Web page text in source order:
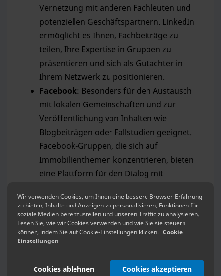
Vernetzung mit anderen Fachleuten und
potenziellen Geschäftspartnern. LinkedIn
ermöglicht es Ihnen, Fachbeiträge zu
teilen, Ihre Expertise in Gruppen zu
präsentieren und sich als Gutachter in
Ihrem Netzwerk zu positionieren.
Facebook: Besonders für den Austausch
mit lokalen Gemeinschaften und zur
Veröffentlichung von Inhalten wie
Blogbeiträgen oder Fallstudien geeignet.
Facebook-Gruppen, die sich auf
Immobilienthemen konzentrieren, bieten
eine Plattform für den Dialog mit
Instagram: Auch wenn Instagram als
visuell geprägte Plattform gilt, kann sie bei
der Präsentation von Projekten,
Immobilienbildern oder Vorher-Nachher-
auch Einblicke in Ihre tägliche Arbeit als
Wir verwenden Cookies, um Ihnen eine bessere Browser-Erfahrung
zu bieten, Inhalte und Anzeigen zu personalisieren, Funktionen für
soziale Medien bereitzustellen und unseren Traffic zu analysieren.
Lesen Sie, wie wir Cookies verwenden und wie Sie sie steuern
können, indem Sie auf Cookie-Einstellungen klicken. Cookie
Einstellungen
Cookies ablehnen Cookies akzeptieren